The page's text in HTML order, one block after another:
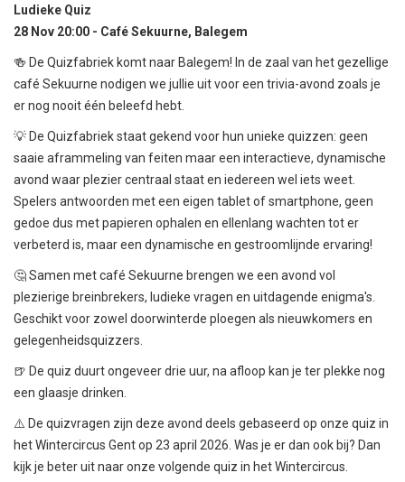
Ludieke Quiz
28 Nov 20:00 - Café Sekuurne, Balegem
🍻 De Quizfabriek komt naar Balegem! In de zaal van het gezellige
café Sekuurne nodigen we jullie uit voor een trivia-avond zoals je
er nog nooit één beleefd hebt.
💡 De Quizfabriek staat gekend voor hun unieke quizzen: geen
saaie aframmeling van feiten maar een interactieve, dynamische
avond waar plezier centraal staat en iedereen wel iets weet.
Spelers antwoorden met een eigen tablet of smartphone, geen
gedoe dus met papieren ophalen en ellenlang wachten tot er
verbeterd is, maar een dynamische en gestroomlijnde ervaring!
🤔 Samen met café Sekuurne brengen we een avond vol
plezierige breinbrekers, ludieke vragen en uitdagende enigma's.
Geschikt voor zowel doorwinterde ploegen als nieuwkomers en
gelegenheidsquizzers.
🍺 De quiz duurt ongeveer drie uur, na afloop kan je ter plekke nog
een glaasje drinken.
⚠️ De quizvragen zijn deze avond deels gebaseerd op onze quiz in
het Wintercircus Gent op 23 april 2026. Was je er dan ook bij? Dan
kijk je beter uit naar onze volgende quiz in het Wintercircus.